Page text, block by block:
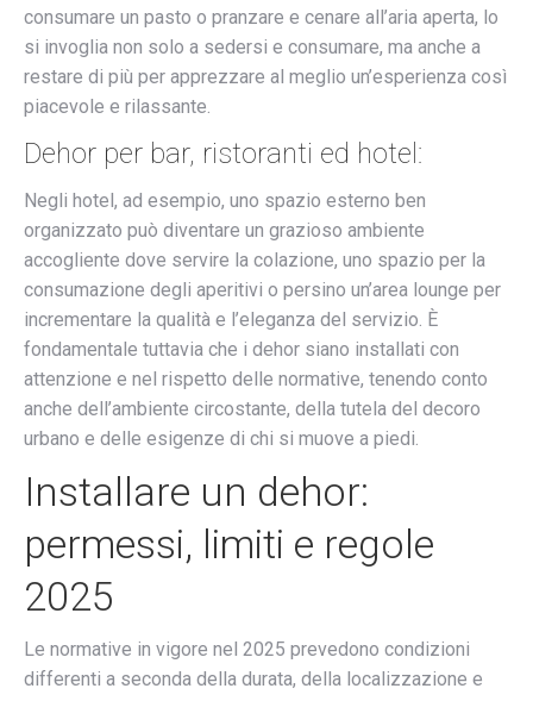
consumare un pasto o pranzare e cenare all’aria aperta, lo
si invoglia non solo a sedersi e consumare, ma anche a
restare di più per apprezzare al meglio un’esperienza così
piacevole e rilassante.
Dehor per bar, ristoranti ed hotel:
Negli hotel, ad esempio, uno spazio esterno ben
organizzato può diventare un grazioso ambiente
accogliente dove servire la colazione, uno spazio per la
consumazione degli aperitivi o persino un’area lounge per
incrementare la qualità e l’eleganza del servizio. È
fondamentale tuttavia che i dehor siano installati con
attenzione e nel rispetto delle normative, tenendo conto
anche dell’ambiente circostante, della tutela del decoro
urbano e delle esigenze di chi si muove a piedi.
Installare un dehor:
permessi, limiti e regole
2025
Le normative in vigore nel 2025 prevedono condizioni
differenti a seconda della durata, della localizzazione e